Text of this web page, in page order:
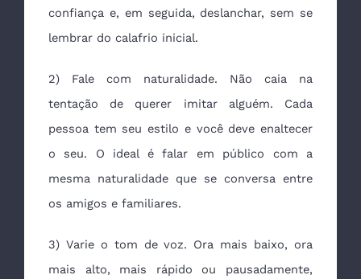
confiança e, em seguida, deslanchar, sem se
lembrar do calafrio inicial.
2) Fale com naturalidade. Não caia na
tentação de querer imitar alguém. Cada
pessoa tem seu estilo e você deve enaltecer
o seu. O ideal é falar em público com a
mesma naturalidade que se conversa entre
os amigos e familiares.
3) Varie o tom de voz. Ora mais baixo, ora
mais alto, mais rápido ou pausadamente,